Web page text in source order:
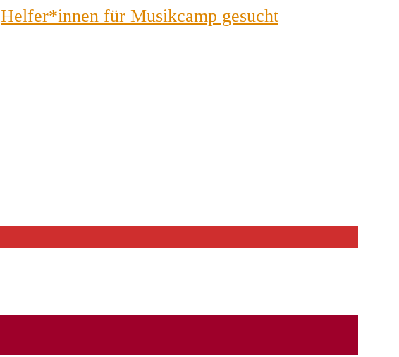
Helfer*innen für Musikcamp gesucht